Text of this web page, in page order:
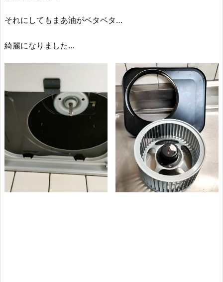
それにしてもまあ油がベタベタ…
綺麗になりました…